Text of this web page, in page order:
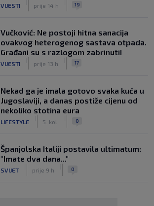
VIJESTI prije 14 h 19
Vučković: Ne postoji hitna sanacija
ovakvog heterogenog sastava otpada.
Građani su s razlogom zabrinuti!
VIJESTI prije 13 h 17
Nekad ga je imala gotovo svaka kuća u
Jugoslaviji, a danas postiže cijenu od
nekoliko stotina eura
LIFESTYLE 5. kol. 0
Španjolska Italiji postavila ultimatum:
"Imate dva dana..."
SVIJET prije 9 h 0